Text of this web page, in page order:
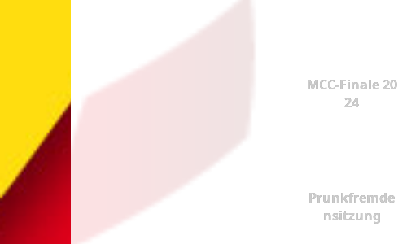
MCC-Finale 20
24
Prunkfremde
nsitzung